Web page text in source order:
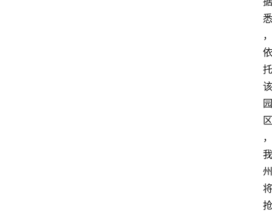
悉
，
依
托
该
园
区
，
我
州
将
抢